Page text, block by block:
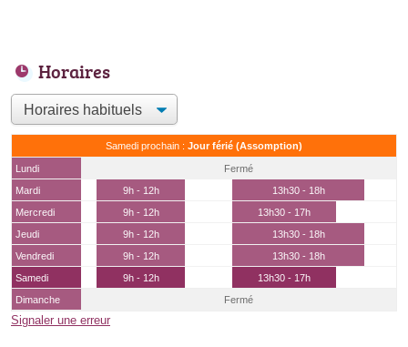
Horaires
Samedi prochain : Jour férié (Assomption)
Lundi
Fermé
Mardi
9h - 12h
13h30 - 18h
Mercredi
9h - 12h
13h30 - 17h
Jeudi
9h - 12h
13h30 - 18h
Vendredi
9h - 12h
13h30 - 18h
Samedi
9h - 12h
13h30 - 17h
Dimanche
Fermé
Signaler une erreur